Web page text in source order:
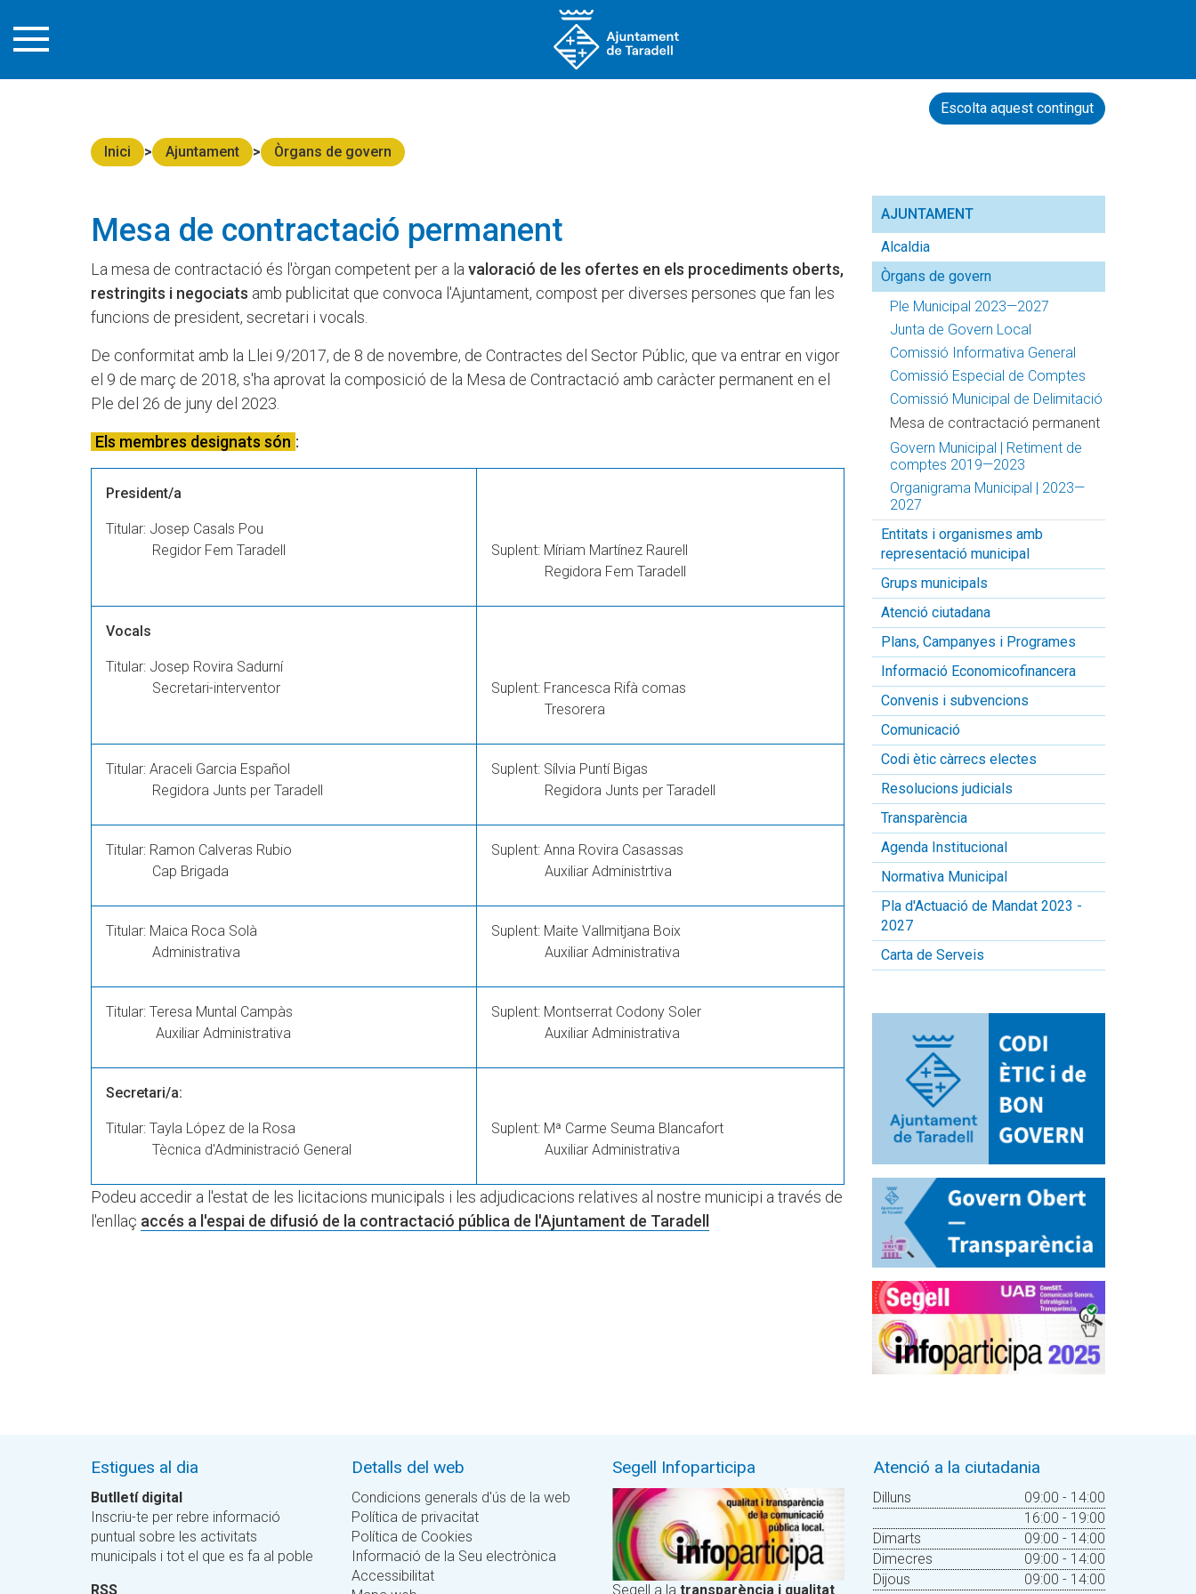
Escolta aquest contingut
Inici Ajuntament Òrgans de govern
Mesa de contractació permanent
La mesa de contractació és l'òrgan competent per a la valoració de les ofertes en els procediments oberts,
restringits i negociats amb publicitat que convoca l'Ajuntament, compost per diverses persones que fan les
funcions de president, secretari i vocals.
De conformitat amb la Llei 9/2017, de 8 de novembre, de Contractes del Sector Públic, que va entrar en vigor
el 9 de març de 2018, s'ha aprovat la composició de la Mesa de Contractació amb caràcter permanent en el
Ple del 26 de juny del 2023.
Els membres designats són :
President/a
Titular: Josep Casals Pou
Regidor Fem Taradell
Suplent: Míriam Martínez Raurell
Regidora Fem Taradell
Vocals
Titular: Josep Rovira Sadurní
Secretari-interventor
Suplent: Francesca Rifà comas
Tresorera
Titular: Araceli Garcia Español
Regidora Junts per Taradell
Suplent: Sílvia Puntí Bigas
Regidora Junts per Taradell
Titular: Ramon Calveras Rubio
Cap Brigada
Suplent: Anna Rovira Casassas
Auxiliar Administrtiva
Titular: Maica Roca Solà
Administrativa
Suplent: Maite Vallmitjana Boix
Auxiliar Administrativa
Titular: Teresa Muntal Campàs
Auxiliar Administrativa
Suplent: Montserrat Codony Soler
Auxiliar Administrativa
Secretari/a:
Titular: Tayla López de la Rosa
Tècnica d'Administració General
Suplent: Mª Carme Seuma Blancafort
Auxiliar Administrativa
Podeu accedir a l'estat de les licitacions municipals i les adjudicacions relatives al nostre municipi a través de
l'enllaç accés a l'espai de difusió de la contractació pública de l'Ajuntament de Taradell
AJUNTAMENT
Alcaldia
Òrgans de govern
Ple Municipal 2023—2027
Junta de Govern Local
Comissió Informativa General
Comissió Especial de Comptes
Comissió Municipal de Delimitació
Mesa de contractació permanent
Govern Municipal | Retiment de
comptes 2019—2023
Organigrama Municipal | 2023—
2027
Entitats i organismes amb
representació municipal
Grups municipals
Atenció ciutadana
Plans, Campanyes i Programes
Informació Economicofinancera
Convenis i subvencions
Comunicació
Codi ètic càrrecs electes
Resolucions judicials
Transparència
Agenda Institucional
Normativa Municipal
Pla d'Actuació de Mandat 2023 -
2027
Carta de Serveis
Estigues al dia
Butlletí digital
Inscriu-te per rebre informació
puntual sobre les activitats
municipals i tot el que es fa al poble
RSS
Detalls del web
Condicions generals d'ús de la web
Política de privacitat
Política de Cookies
Informació de la Seu electrònica
Accessibilitat
Segell Infoparticipa
Segell a la transparència i qualitat
Atenció a la ciutadania
Dilluns
09:00 - 14:00
16:00 - 19:00
Dimarts
09:00 - 14:00
Dimecres
09:00 - 14:00
Dijous
09:00 - 14:00